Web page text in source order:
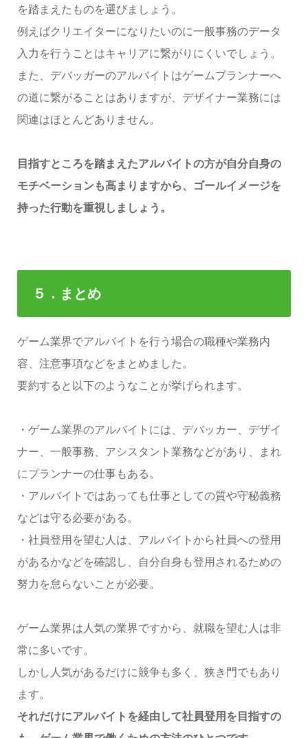
を踏まえたものを選びましょう。
例えばクリエイターになりたいのに一般事務のデータ
入力を行うことはキャリアに繋がりにくいでしょう。
また、デバッガーのアルバイトはゲームプランナーへ
の道に繋がることはありますが、デザイナー業務には
関連はほとんどありません。
目指すところを踏まえたアルバイトの方が自分自身の
モチベーションも高まりますから、ゴールイメージを
持った行動を重視しましょう。
５．まとめ
ゲーム業界でアルバイトを行う場合の職種や業務内
容、注意事項などをまとめました。
要約すると以下のようなことが挙げられます。
・ゲーム業界のアルバイトには、デバッカー、デザイ
ナー、一般事務、アシスタント業務などがあり、まれ
にプランナーの仕事もある。
・アルバイトではあっても仕事としての質や守秘義務
などは守る必要がある。
・社員登用を望む人は、アルバイトから社員への登用
があるかなどを確認し、自分自身も登用されるための
努力を怠らないことが必要。
ゲーム業界は人気の業界ですから、就職を望む人は非
常に多いです。
しかし人気があるだけに競争も多く、狭き門でもあり
ます。
それだけにアルバイトを経由して社員登用を目指すの